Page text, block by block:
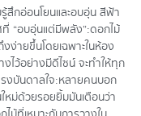
กอ่อนโยนและอบอุ่น สีฟ้า
“อบอุ่นแต่มีพลัง”:ดอกไม้
ง่ายขึ้นโดยเฉพาะในห้อง
ไว้อย่างมีดีไซน์ จะทำให้ทุก
งบันดาลใจ:หลายคนบอก
หม่ด้วยรอยยิ้มมันเตือนว่า